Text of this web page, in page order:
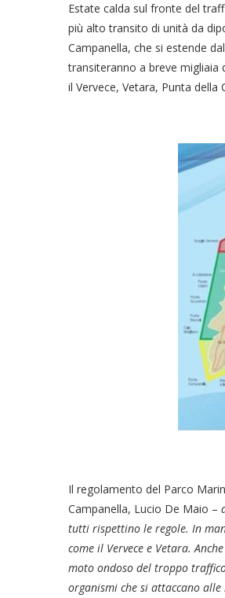
Estate calda sul fronte del
più alto transito di unità da
Campanella, che si estende
transiteranno a breve migliaia
il Vervece, Vetara, Punta della
Il regolamento del Parco
Campanella, Lucio De Maio –
tutti rispettino le regole. In
come il Vervece e Vetara.
moto ondoso del troppo
organismi che si attaccano